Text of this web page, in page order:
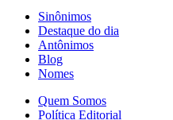
Sinônimos
Destaque do dia
Antônimos
Blog
Nomes
Quem Somos
Política Editorial